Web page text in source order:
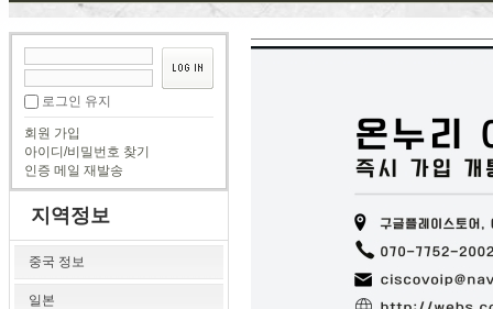
로그인 유지
회원 가입
아이디/비밀번호 찾기
인증 메일 재발송
지역정보
중국 정보
일본